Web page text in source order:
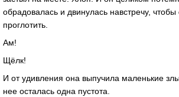
обрадовалась и двинулась навстречу, чтобы
проглотить.
Ам!
Щёлк!
И от удивления она выпучила маленькие
нее осталась одна пустота.